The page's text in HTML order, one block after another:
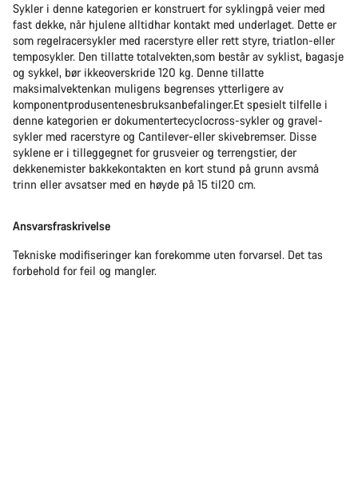
Sykler i denne kategorien er konstruert for syklingpå veier med
fast dekke, når hjulene alltidhar kontakt med underlaget. Dette er
som regelracersykler med racerstyre eller rett styre, triatlon-eller
temposykler. Den tillatte totalvekten,som består av syklist, bagasje
og sykkel, bør ikkeoverskride 120 kg. Denne tillatte
maksimalvektenkan muligens begrenses ytterligere av
komponentprodusentenesbruksanbefalinger.Et spesielt tilfelle i
denne kategorien er dokumentertecyclocross-sykler og gravel-
sykler med racerstyre og Cantilever-eller skivebremser. Disse
syklene er i tilleggegnet for grusveier og terrengstier, der
dekkenemister bakkekontakten en kort stund på grunn avsmå
trinn eller avsatser med en høyde på 15 til20 cm.
Ansvarsfraskrivelse
Tekniske modifiseringer kan forekomme uten forvarsel. Det tas
forbehold for feil og mangler.